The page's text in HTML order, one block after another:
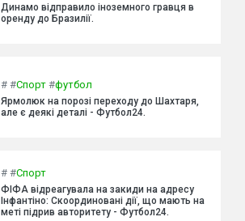
Динамо відправило іноземного гравця в
оренду до Бразилії.
# #Спорт #футбол
Ярмолюк на порозі переходу до Шахтаря,
але є деякі деталі - Футбол24.
# #Спорт
ФІФА відреагувала на закиди на адресу
Інфантіно: Скоординовані дії, що мають на
меті підрив авторитету - Футбол24.